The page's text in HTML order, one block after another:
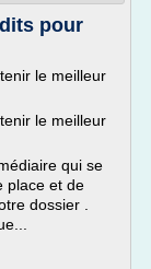
pour
le meilleur
le meilleur
qui se
place et de
dossier .